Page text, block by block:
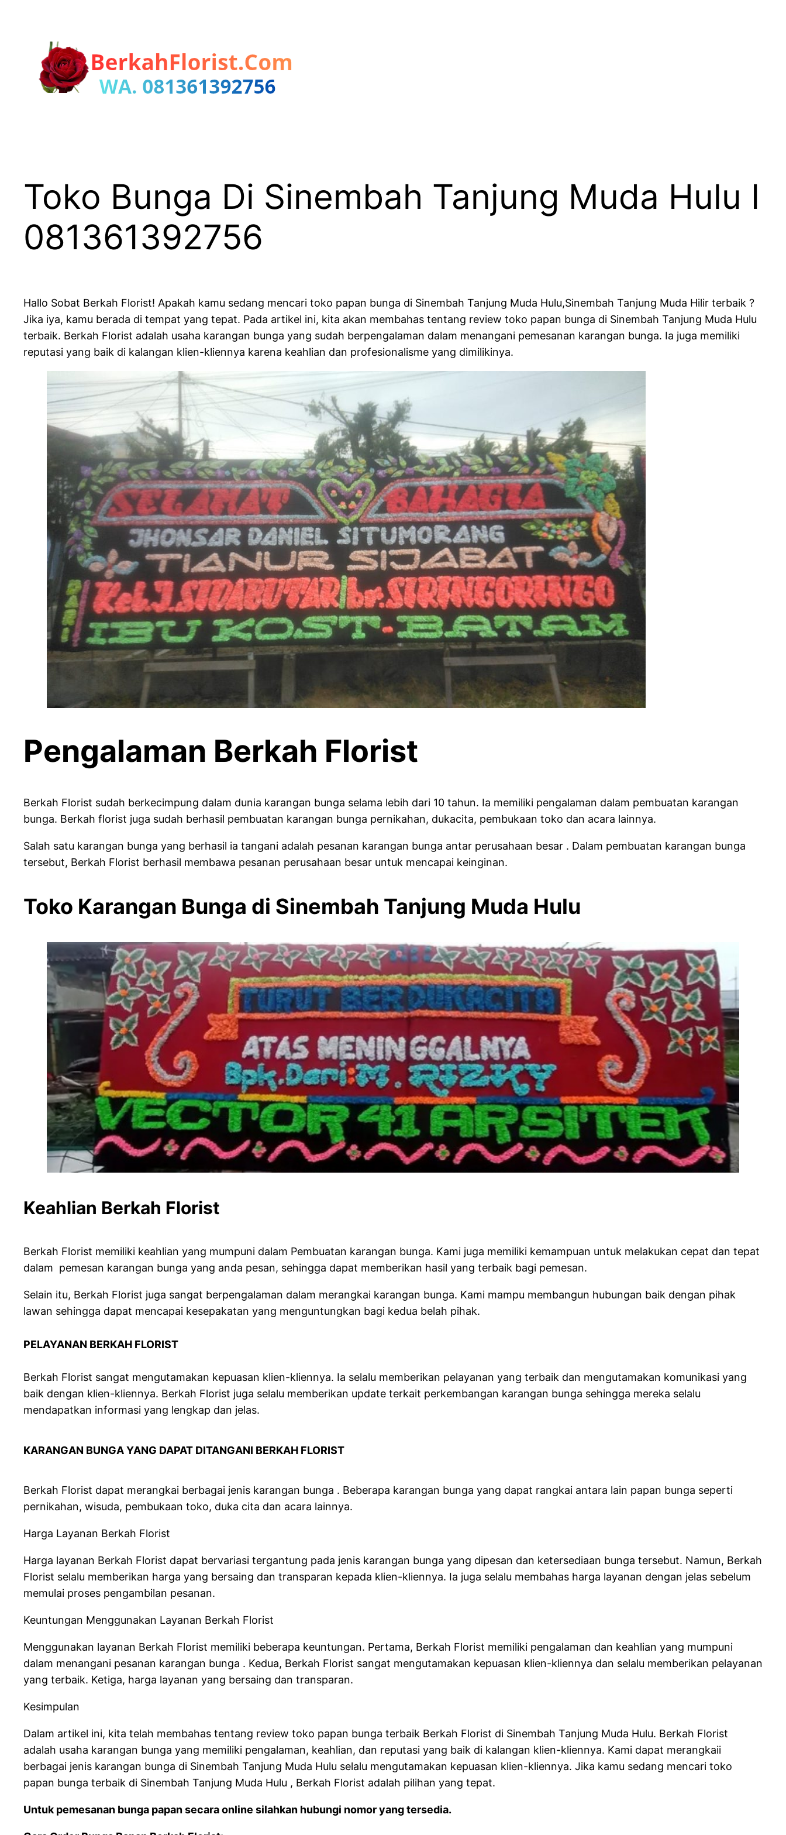
Toko Bunga Di Sinembah Tanjung Muda Hulu I
081361392756
Hallo Sobat Berkah Florist! Apakah kamu sedang mencari toko papan bunga di Sinembah Tanjung Muda Hulu,Sinembah Tanjung Muda Hilir terbaik ?
Jika iya, kamu berada di tempat yang tepat. Pada artikel ini, kita akan membahas tentang review toko papan bunga di Sinembah Tanjung Muda Hulu
terbaik. Berkah Florist adalah usaha karangan bunga yang sudah berpengalaman dalam menangani pemesanan karangan bunga. Ia juga memiliki
reputasi yang baik di kalangan klien-kliennya karena keahlian dan profesionalisme yang dimilikinya.
Pengalaman Berkah Florist
Berkah Florist sudah berkecimpung dalam dunia karangan bunga selama lebih dari 10 tahun. Ia memiliki pengalaman dalam pembuatan karangan
bunga. Berkah florist juga sudah berhasil pembuatan karangan bunga pernikahan, dukacita, pembukaan toko dan acara lainnya.
Salah satu karangan bunga yang berhasil ia tangani adalah pesanan karangan bunga antar perusahaan besar . Dalam pembuatan karangan bunga
tersebut, Berkah Florist berhasil membawa pesanan perusahaan besar untuk mencapai keinginan.
Toko Karangan Bunga di Sinembah Tanjung Muda Hulu
Keahlian Berkah Florist
Berkah Florist memiliki keahlian yang mumpuni dalam Pembuatan karangan bunga. Kami juga memiliki kemampuan untuk melakukan cepat dan tepat
dalam pemesan karangan bunga yang anda pesan, sehingga dapat memberikan hasil yang terbaik bagi pemesan.
Selain itu, Berkah Florist juga sangat berpengalaman dalam merangkai karangan bunga. Kami mampu membangun hubungan baik dengan pihak
lawan sehingga dapat mencapai kesepakatan yang menguntungkan bagi kedua belah pihak.
PELAYANAN BERKAH FLORIST
Berkah Florist sangat mengutamakan kepuasan klien-kliennya. Ia selalu memberikan pelayanan yang terbaik dan mengutamakan komunikasi yang
baik dengan klien-kliennya. Berkah Florist juga selalu memberikan update terkait perkembangan karangan bunga sehingga mereka selalu
mendapatkan informasi yang lengkap dan jelas.
KARANGAN BUNGA YANG DAPAT DITANGANI BERKAH FLORIST
Berkah Florist dapat merangkai berbagai jenis karangan bunga . Beberapa karangan bunga yang dapat rangkai antara lain papan bunga seperti
pernikahan, wisuda, pembukaan toko, duka cita dan acara lainnya.
Harga Layanan Berkah Florist
Harga layanan Berkah Florist dapat bervariasi tergantung pada jenis karangan bunga yang dipesan dan ketersediaan bunga tersebut. Namun, Berkah
Florist selalu memberikan harga yang bersaing dan transparan kepada klien-kliennya. Ia juga selalu membahas harga layanan dengan jelas sebelum
memulai proses pengambilan pesanan.
Keuntungan Menggunakan Layanan Berkah Florist
Menggunakan layanan Berkah Florist memiliki beberapa keuntungan. Pertama, Berkah Florist memiliki pengalaman dan keahlian yang mumpuni
dalam menangani pesanan karangan bunga . Kedua, Berkah Florist sangat mengutamakan kepuasan klien-kliennya dan selalu memberikan pelayanan
yang terbaik. Ketiga, harga layanan yang bersaing dan transparan.
Kesimpulan
Dalam artikel ini, kita telah membahas tentang review toko papan bunga terbaik Berkah Florist di Sinembah Tanjung Muda Hulu. Berkah Florist
adalah usaha karangan bunga yang memiliki pengalaman, keahlian, dan reputasi yang baik di kalangan klien-kliennya. Kami dapat merangkaii
berbagai jenis karangan bunga di Sinembah Tanjung Muda Hulu selalu mengutamakan kepuasan klien-kliennya. Jika kamu sedang mencari toko
papan bunga terbaik di Sinembah Tanjung Muda Hulu , Berkah Florist adalah pilihan yang tepat.
Untuk pemesanan bunga papan secara online silahkan hubungi nomor yang tersedia.